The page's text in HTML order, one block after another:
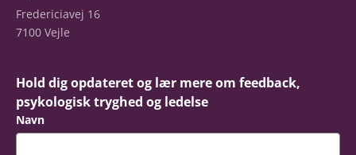
Fredericiavej 16
7100 Vejle
Hold dig opdateret og lær mere om feedback,
psykologisk tryghed og ledelse
Navn